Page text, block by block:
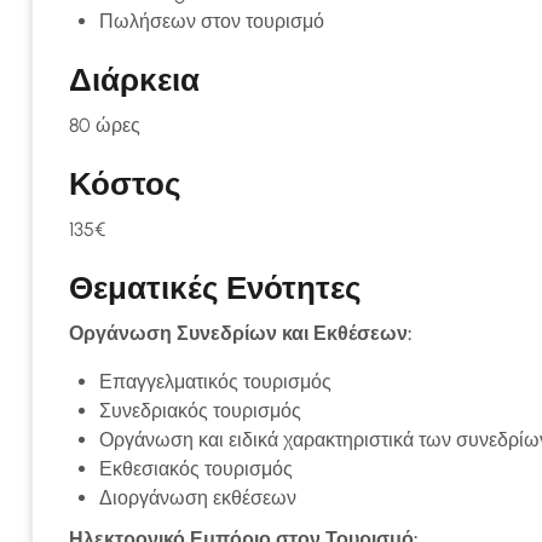
Πωλήσεων στον τουρισμό
Διάρκεια
80 ώρες
Κόστος
135€
Θεματικές Ενότητες
Οργάνωση Συνεδρίων και Εκθέσεων:
Επαγγελματικός τουρισμός
Συνεδριακός τουρισμός
Οργάνωση και ειδικά χαρακτηριστικά των
Εκθεσιακός τουρισμός
Διοργάνωση εκθέσεων